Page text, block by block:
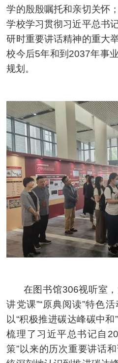
学的殷殷嘱托和亲切关怀
学校学习贯彻习近平总书
研时重要讲话精神的重大
校今后5年和到2037年事
规划。
在图书馆306视听室
讲党课”“原典阅读”特色
以“积极推进碳达峰碳中
梳理了习近平总书记自
策”以来的历次重要讲话